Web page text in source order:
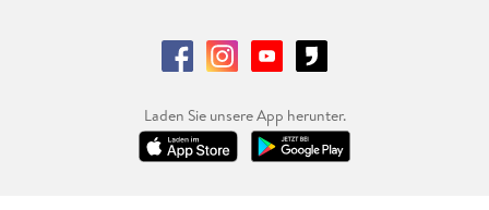
Laden Sie unsere App herunter.